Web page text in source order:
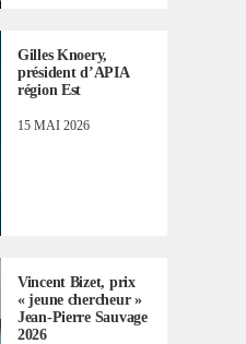
Gilles Knoery,
président d’APIA
région Est
15 MAI 2026
Vincent Bizet, prix
« jeune chercheur »
Jean-Pierre Sauvage
2026